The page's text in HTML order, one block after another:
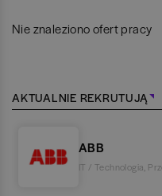
Nie znaleziono ofert pracy
AKTUALNIE REKRUTUJĄ
ABB
IT / Technologia